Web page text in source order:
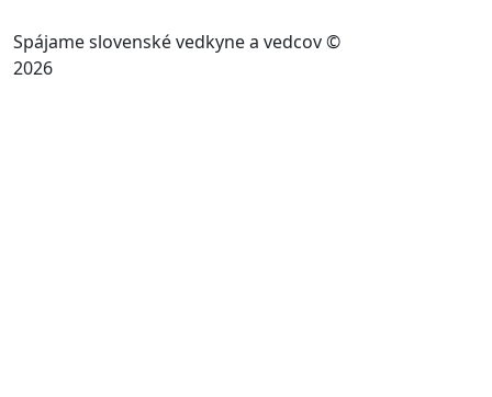
Spájame slovenské vedkyne a vedcov ©
2026